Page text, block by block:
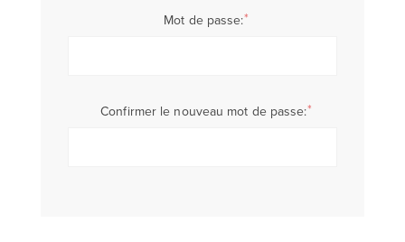
Mot de passe:*
Confirmer le nouveau mot de passe:*